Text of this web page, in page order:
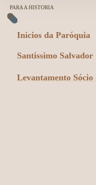
PARA A HISTORIA
Inicios da Paróquia
Santissimo Salvador
Levantamento Sócio